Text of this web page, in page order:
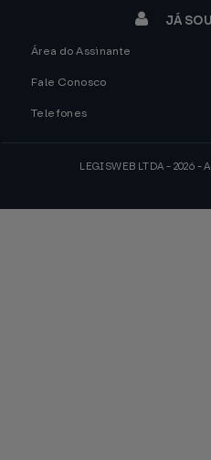
JÁ
Área do Assinante
Fale Conosco
Telefones
LEGISWEB LTDA - 2026 -